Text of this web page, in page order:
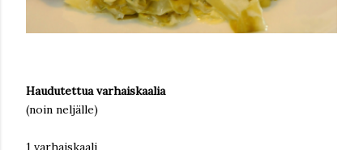
Haudutettua varhaiskaalia
(noin neljälle)
1 varhaiskaali